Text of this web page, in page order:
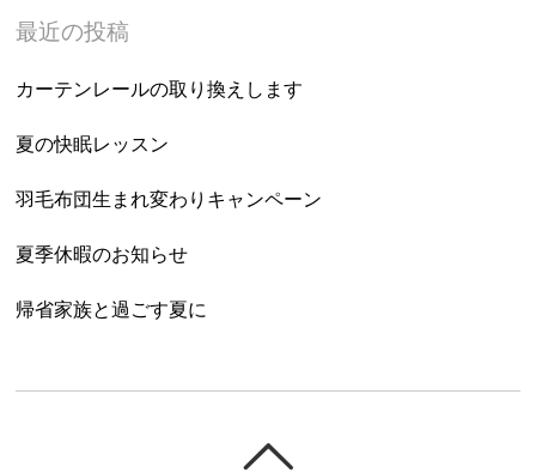
最近の投稿
カーテンレールの取り換えします
夏の快眠レッスン
羽毛布団生まれ変わりキャンペーン
夏季休暇のお知らせ
帰省家族と過ごす夏に